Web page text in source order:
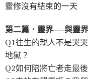
靈修沒有結束的一天
第二篇．靈界──與靈
Q1往生的親人不是哭
地獄？
Q2如何陪將亡者走最